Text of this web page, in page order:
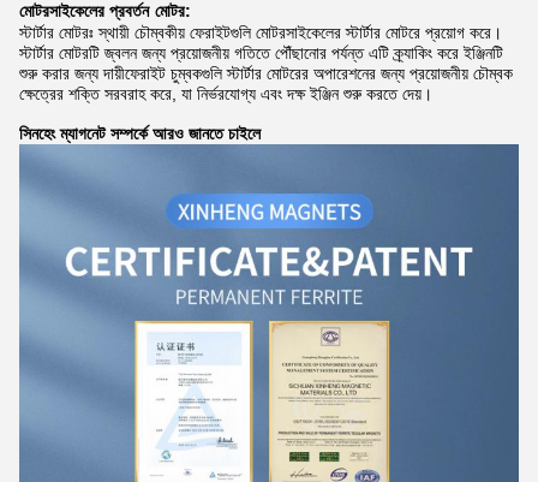
মোটরসাইকেলের প্রবর্তন মোটর:
স্টার্টার মোটরঃ স্থায়ী চৌম্বকীয় ফেরাইটগুলি মোটরসাইকেলের স্টার্টার মোটরে প্রয়োগ করে।
স্টার্টার মোটরটি জ্বলন জন্য প্রয়োজনীয় গতিতে পৌঁছানোর পর্যন্ত এটি ক্র্যাকিং করে ইঞ্জিনটি
শুরু করার জন্য দায়ীফেরাইট চুম্বকগুলি স্টার্টার মোটরের অপারেশনের জন্য প্রয়োজনীয় চৌম্বক
ক্ষেত্রের শক্তি সরবরাহ করে, যা নির্ভরযোগ্য এবং দক্ষ ইঞ্জিন শুরু করতে দেয়।
সিনহেং ম্যাগনেট সম্পর্কে আরও জানতে চাইলে